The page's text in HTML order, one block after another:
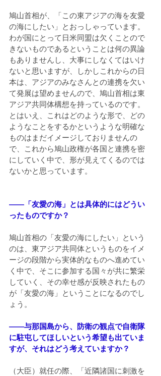
鳩山首相が、「この東アジアの海を友愛
の海にしたい」とおっしゃっています。
わが国にとって日米同盟は欠くことので
きないものであるということは何の異論
もありませんし、大事にしなくてはいけ
ないと思いますが、しかしこれからの日
本は、アジアのみなさんとの連携を欠い
て発展は望めませんので、鳩山首相は東
アジア共同体構想を持っているのです。
とはいえ、これはどのような形で、どの
ようなことをするかというような明確な
ものはまだイメージしておりませんの
で、これから鳩山政権が各国と連携を密
にしていく中で、形が見えてくるのでは
ないかと思っています。
――「友愛の海」とは具体的にはどうい
ったものですか？
鳩山首相の「友愛の海にしたい」という
のは、東アジア共同体というものをイメ
ージの段階から実体的なものへ進めてい
く中で、そこに参加する国々が共に繁栄
していく、その幸せ感が反映されたもの
が「友愛の海」ということになるのでし
ょう。
――与那国島から、防衛の観点で自衛隊
に駐屯してほしいという希望も出ていま
すが、それはどう考えていますか？
（大臣）就任の際、「近隣諸国に刺激を